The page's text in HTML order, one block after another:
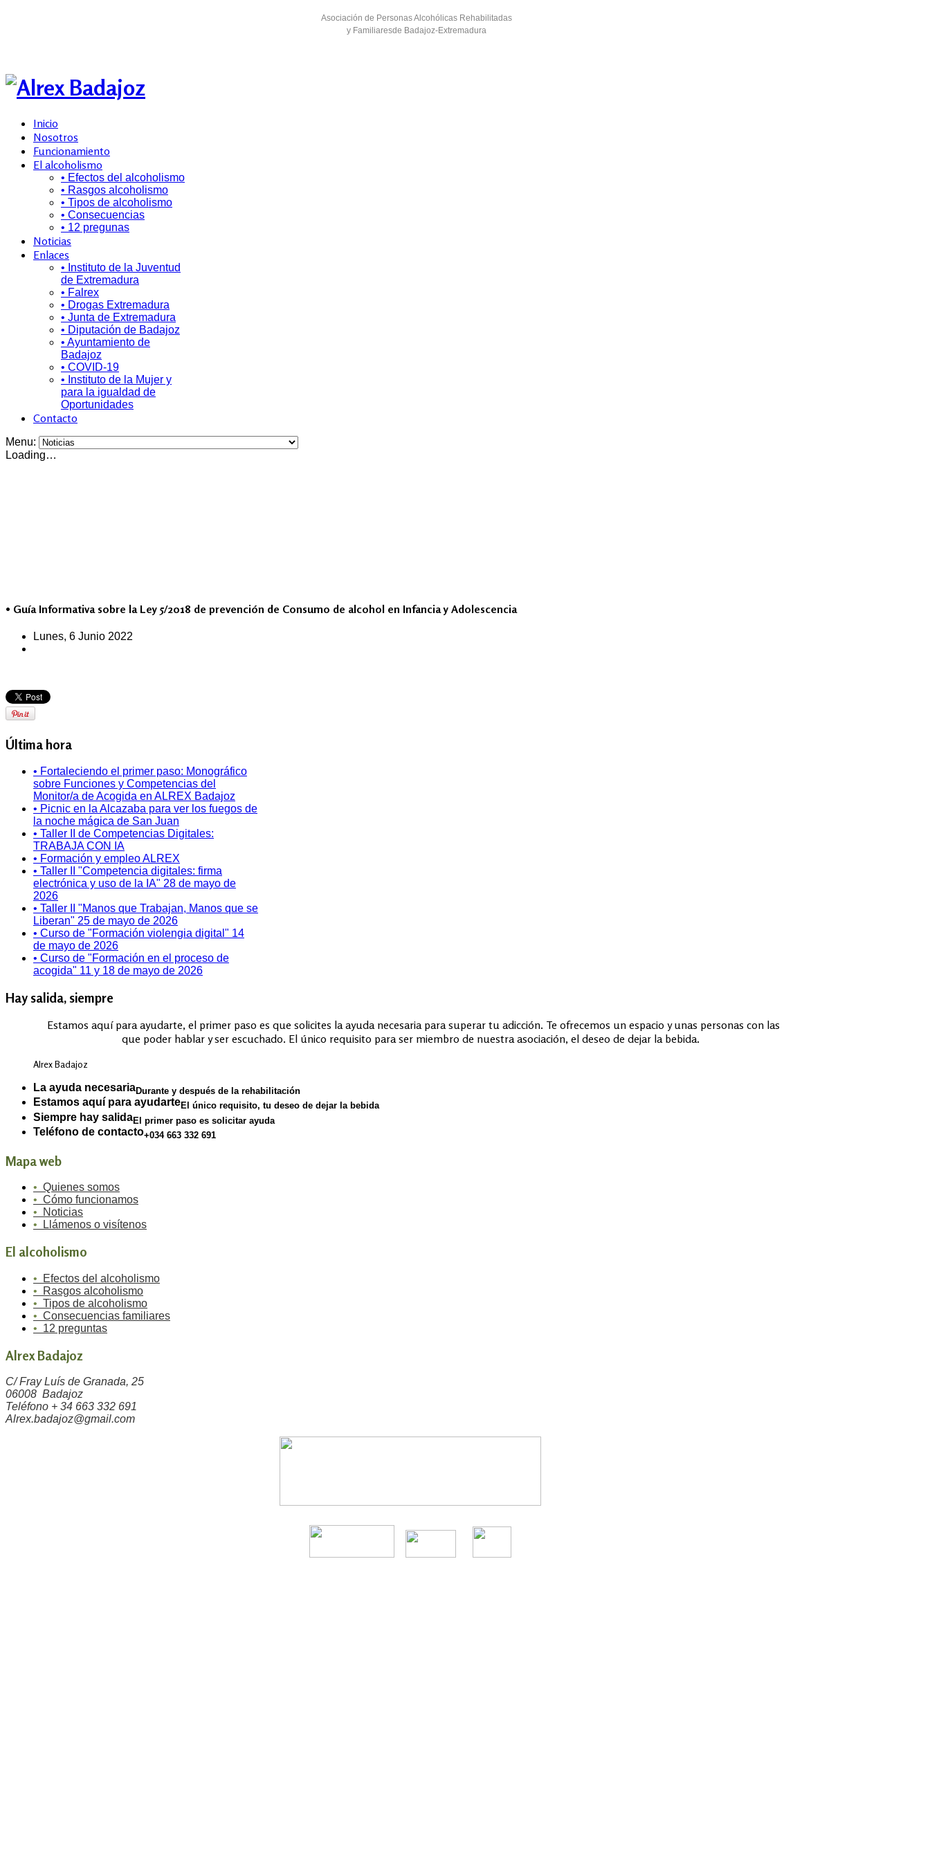
Asociación de Personas Alcohólicas Rehabilitadas
y Familiaresde Badajoz-Extremadura
Inicio
Nosotros
Funcionamiento
El alcoholismo
• Efectos del alcoholismo
• Rasgos alcoholismo
• Tipos de alcoholismo
• Consecuencias
• 12 pregunas
Noticias
Enlaces
• Instituto de la Juventud
de Extremadura
• Falrex
• Drogas Extremadura
• Junta de Extremadura
• Diputación de Badajoz
• Ayuntamiento de
Badajoz
• COVID-19
• Instituto de la Mujer y
para la igualdad de
Oportunidades
Contacto
Menu:
Loading…
• Guía Informativa sobre la Ley 5/2018 de prevención de Consumo de alcohol en Infancia y Adolescencia
Lunes, 6 Junio 2022
Última hora
• Fortaleciendo el primer paso: Monográfico
sobre Funciones y Competencias del
Monitor/a de Acogida en ALREX Badajoz
• Picnic en la Alcazaba para ver los fuegos de
la noche mágica de San Juan
• Taller II de Competencias Digitales:
TRABAJA CON IA
• Formación y empleo ALREX
• Taller II "Competencia digitales: firma
electrónica y uso de la IA" 28 de mayo de
2026
• Taller II "Manos que Trabajan, Manos que se
Liberan" 25 de mayo de 2026
• Curso de "Formación violengia digital" 14
de mayo de 2026
• Curso de "Formación en el proceso de
acogida" 11 y 18 de mayo de 2026
Hay salida, siempre
Estamos aquí para ayudarte, el primer paso es que solicites la ayuda necesaria para superar tu adicción. Te ofrecemos un espacio y unas personas con las
que poder hablar y ser escuchado. El único requisito para ser miembro de nuestra asociación, el deseo de dejar la bebida.
Alrex Badajoz
La ayuda necesariaDurante y después de la rehabilitación
Estamos aquí para ayudarteEl único requisito, tu deseo de dejar la bebida
Siempre hay salidaEl primer paso es solicitar ayuda
Teléfono de contacto+034 663 332 691
Mapa web
• Quienes somos
• Cómo funcionamos
• Noticias
• Llámenos o visítenos
El alcoholismo
• Efectos del alcoholismo
• Rasgos alcoholismo
• Tipos de alcoholismo
• Consecuencias familiares
• 12 preguntas
Alrex Badajoz
C/ Fray Luís de Granada, 25
06008 Badajoz
Teléfono + 34 663 332 691
Alrex.badajoz@gmail.com